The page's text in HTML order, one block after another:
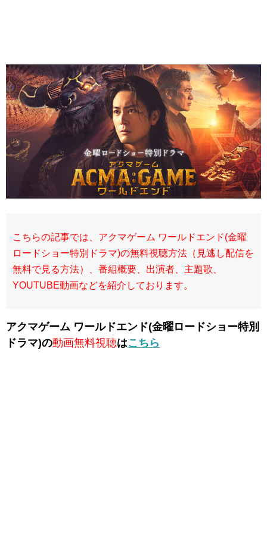
こちらの記事では、アクマゲーム ワールドエンド(金曜
ロードショー特別ドラマ)の無料視聴方法（見逃し配信を
無料で見る方法）、番組概要、出演者、主題歌、
YOUTUBE動画などを紹介しております。
アクマゲーム ワールドエンド(金曜ロードショー特別
ドラマ)の動画無料視聴はこちら